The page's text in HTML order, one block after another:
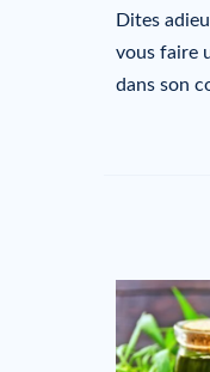
Dites
vous faire
dans son